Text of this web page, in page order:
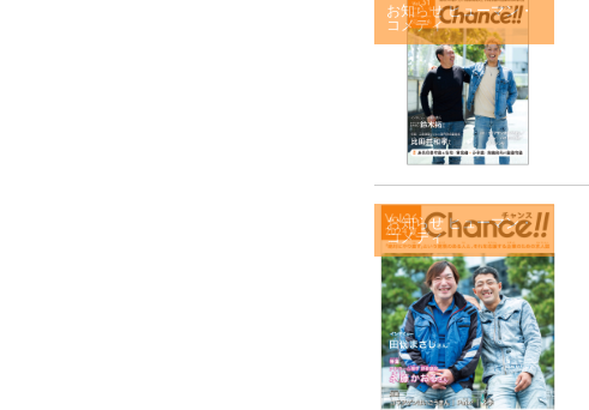
お知らせ ヒューマン・
コメディ
お知らせ ヒューマン・
コメディ